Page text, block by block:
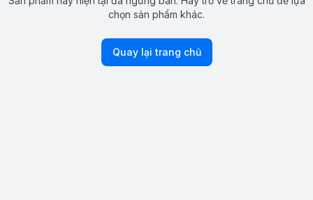
chọn sản phẩm khác.
Quay lại trang chủ